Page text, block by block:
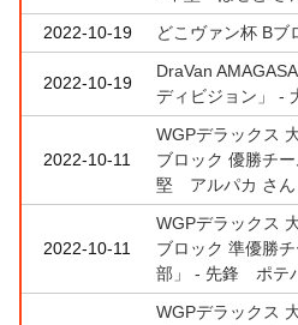
2022-10-19
どこヴァン杯 Bブ
2022-10-19
DraVan
ディビジョン」 -
2022-10-11
WGPデラックス
ブロック 優勝チ
堅 アルパカ さん
2022-10-11
WGPデラックス
ブロック 準優勝
部」 - 先鋒 ポテ
WGPデラックス